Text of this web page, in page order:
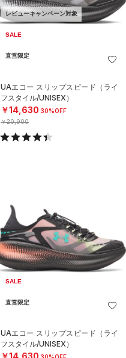
レビューキャンペーン対象
SALE
直営限定
UAエコー スリップスピード（ライ
フスタイル/UNISEX）
￥14,630 30%OFF
￥20,900
SALE
直営限定
UAエコー スリップスピード（ライ
フスタイル/UNISEX）